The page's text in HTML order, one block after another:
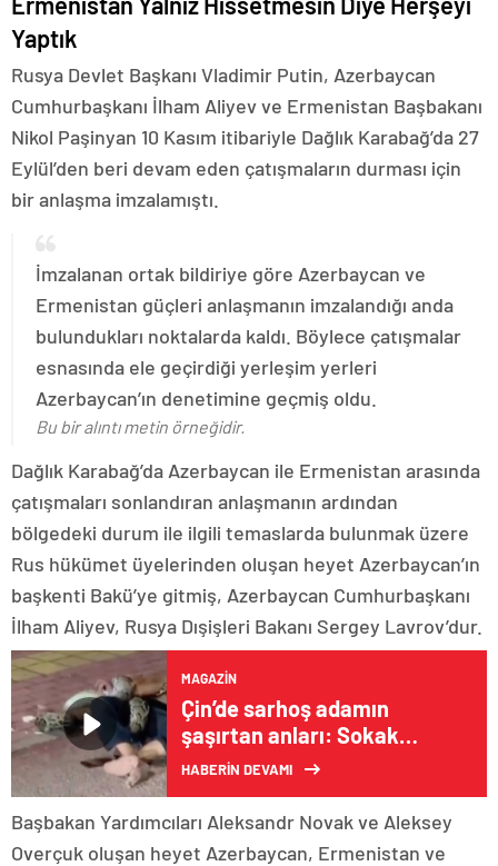
Yaptık
Rusya Devlet Başkanı Vladimir Putin, Azerbaycan
Cumhurbaşkanı İlham Aliyev ve Ermenistan Başbakanı
Nikol Paşinyan 10 Kasım itibariyle Dağlık Karabağ’da 27
Eylül’den beri devam eden çatışmaların durması için
bir anlaşma imzalamıştı.
İmzalanan ortak bildiriye göre Azerbaycan ve
Ermenistan güçleri anlaşmanın imzalandığı anda
bulundukları noktalarda kaldı. Böylece çatışmalar
esnasında ele geçirdiği yerleşim yerleri
Azerbaycan’ın denetimine geçmiş oldu.
Bu bir alıntı metin örneğidir.
Dağlık Karabağ’da Azerbaycan ile Ermenistan arasında
çatışmaları sonlandıran anlaşmanın ardından
bölgedeki durum ile ilgili temaslarda bulunmak üzere
Rus hükümet üyelerinden oluşan heyet Azerbaycan’ın
başkenti Bakü’ye gitmiş, Azerbaycan Cumhurbaşkanı
İlham Aliyev, Rusya Dışişleri Bakanı Sergey Lavrov’dur.
MAGAZIN
Çin’de sarhoş adamın
şaşırtan anları: Sokak
ortasında pitonla mücadele
HABERİN DEVAMI
Başbakan Yardımcıları Aleksandr Novak ve Aleksey
Overçuk oluşan heyet Azerbaycan, Ermenistan ve